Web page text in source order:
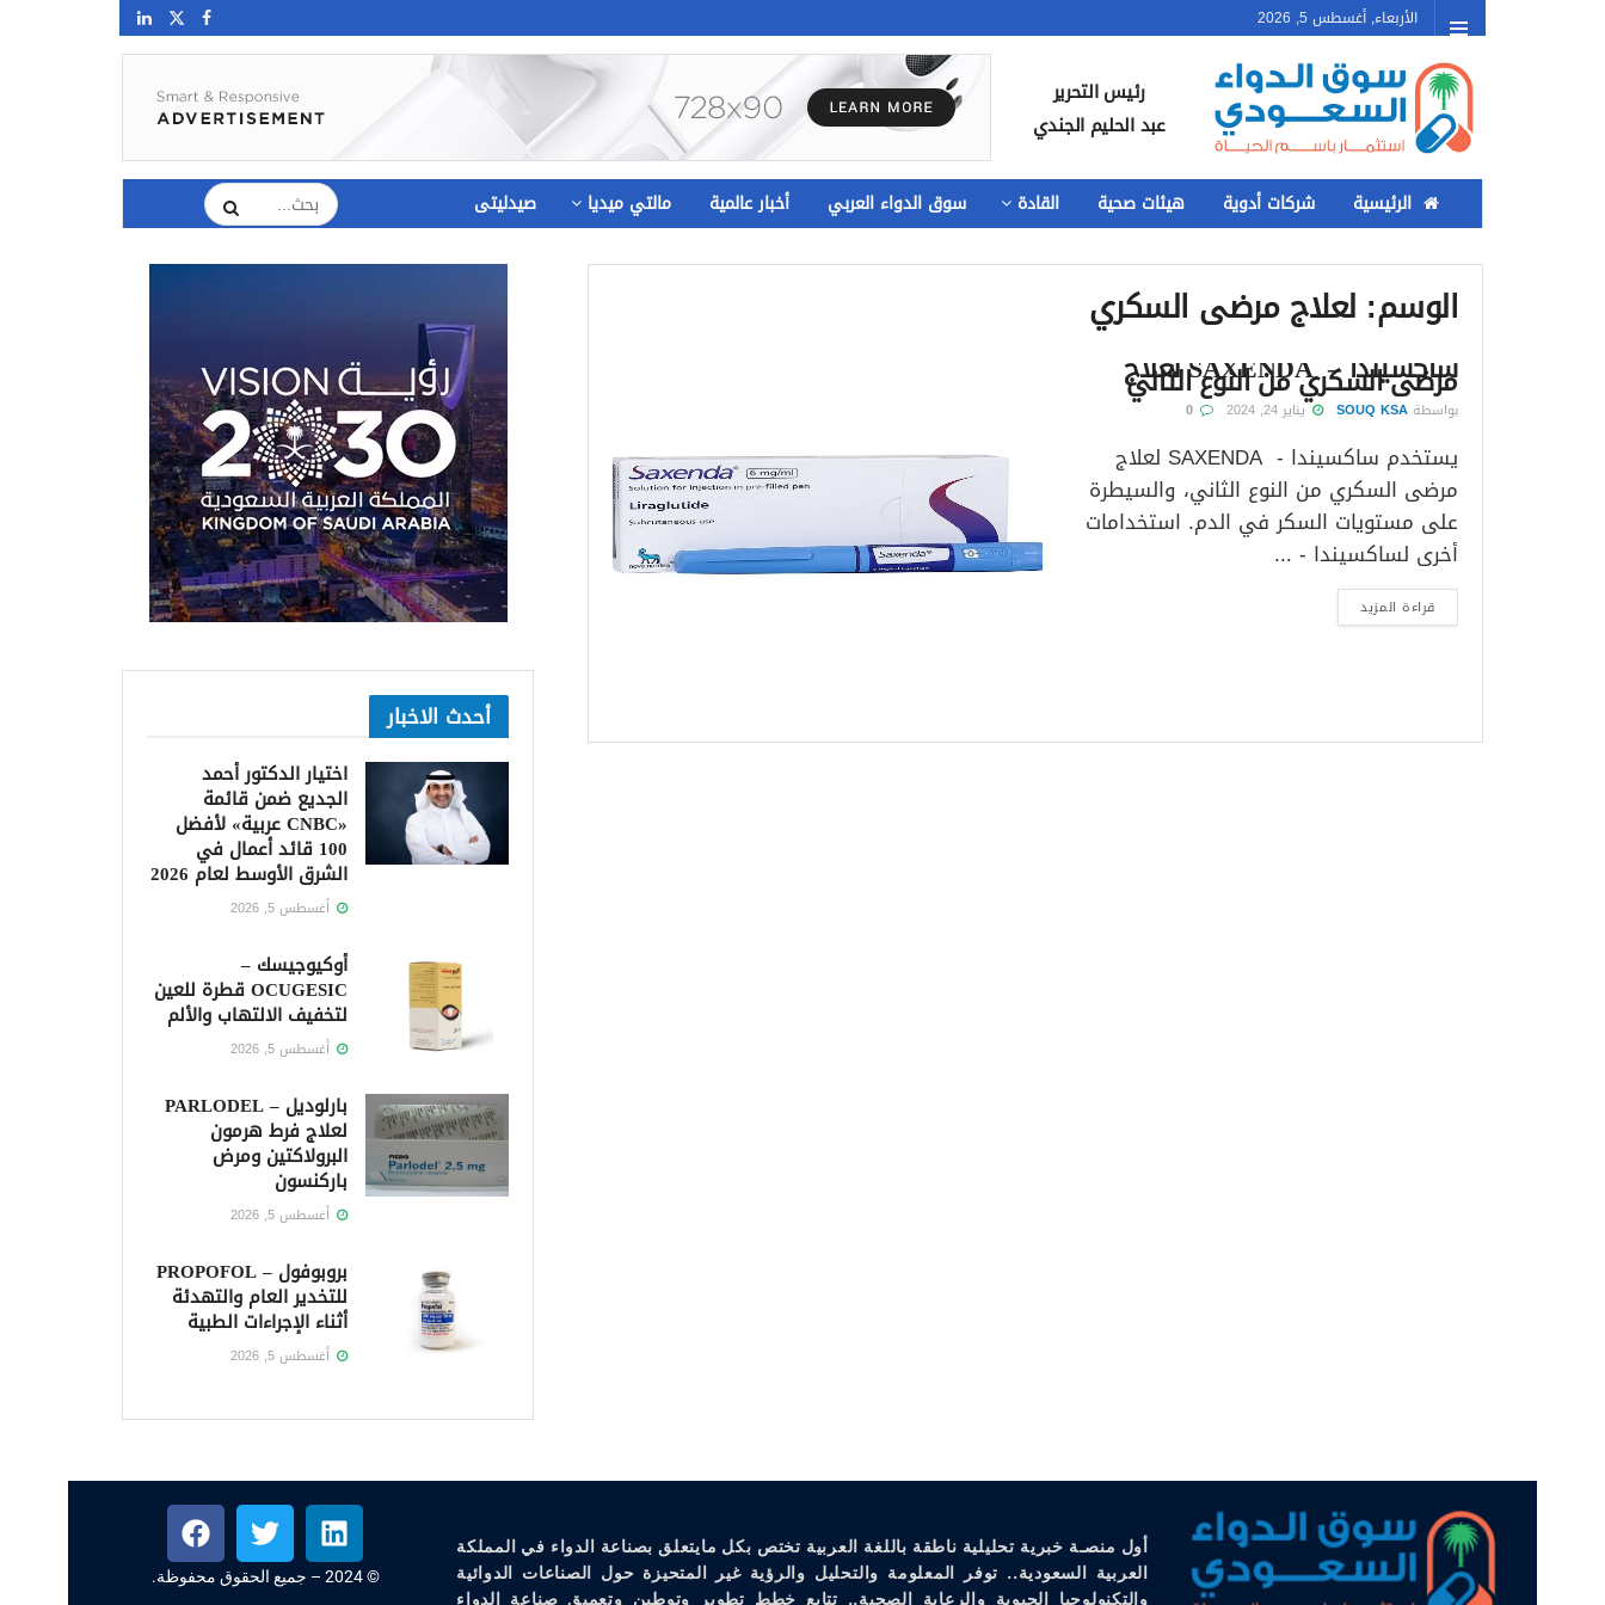
الأربعاء, أغسطس 5, 2026
رئيس التحرير
عبد الحليم الجندي
الرئيسية شركات أدوية هيئات صحية القادة سوق الدواء العربي أخبار عالمية مالتي ميديا صيدليتى
الوسم: لعلاج مرضى السكري
ساكسيندا – SAXENDA لعلاج
مرضى السكري من النوع الثاني
بواسطة SOUQ KSA يناير 24, 2024
يستخدم ساكسيندا - SAXENDA لعلاج
مرضى السكري من النوع الثاني، والسيطرة
على مستويات السكر في الدم. استخدامات
أخرى لساكسيندا - ...
قراءة المزيد
أحدث الاخبار
اختيار الدكتور أحمد
الجديع ضمن قائمة
«CNBC عربية» لأفضل
100 قائد أعمال في
الشرق الأوسط لعام 2026
أغسطس 5, 2026
أوكيوجيسك –
OCUGESIC قطرة للعين
لتخفيف الالتهاب والألم
أغسطس 5, 2026
بارلوديل – PARLODEL
لعلاج فرط هرمون
البرولاكتين ومرض
باركنسون
أغسطس 5, 2026
بروبوفول – PROPOFOL
للتخدير العام والتهدئة
أثناء الإجراءات الطبية
أغسطس 5, 2026
أول منصـة خبرية تحليلية ناطقة باللغة العربية تختص بكل مايتعلق بصناعة الدواء في المملكة
العربية السعودية.. توفر المعلومة والتحليل والرؤية غير المتحيزة حول الصناعات الدوائية
والتكنولوجيا الحيوية والرعاية الصحية.. تتابع خطط تطوير وتوطين وتعميق صناعة الدواء
© 2024 – جميع الحقوق محفوظة.